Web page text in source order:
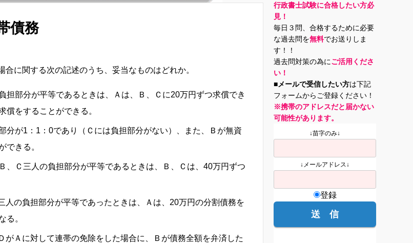
債務
に関する次の記述のうち、妥当なものはどれか。
担部分が平等であるときは、Ａは、Ｂ、Ｃに20万円ずつ求償でき
償をすることができる。
分が1：1：0であり（Ｃには負担部分がない）、また、Ｂが無資
できる。
、Ｃ三人の負担部分が平等であるときは、Ｂ、Ｃは、40万円ずつ
の負担部分が平等であったときは、Ａは、20万円の分割債務を
る。
Ａに対して連帯の免除をした場合に、Ｂが債務全額を弁済した
行政書士試験に合格したい方必
見！
毎日３問、合格するために必要
な過去問を無料でお送りしま
す！！
過去問対策の為にご活用くださ
い！
■メールで受信したい方は下記
フォームからご登録ください！
※携帯のアドレスだと届かない
可能性があります。
↓苗字のみ↓
↓メールアドレス↓
登録